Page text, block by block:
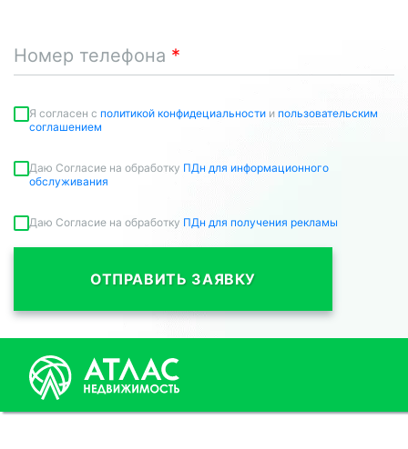
Номер телефона
Я согласен c политикой конфидециальности и пользовательским
соглашением
Даю Согласие на обработку ПДн для информационного
обслуживания
Даю Согласие на обработку ПДн для получения рекламы
ОТПРАВИТЬ ЗАЯВКУ